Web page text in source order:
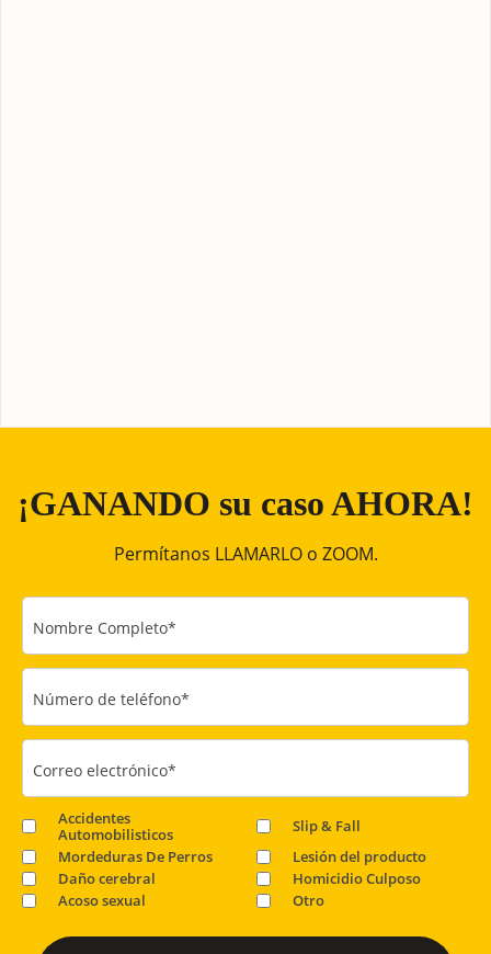
¡GANANDO su caso AHORA!
Permítanos LLAMARLO o ZOOM.
Nombre Completo*
Número de teléfono*
Correo electrónico*
Accidentes
Automobilisticos
Slip & Fall
Mordeduras De Perros
Lesión del producto
Daño cerebral
Homicidio Culposo
Acoso sexual
Otro